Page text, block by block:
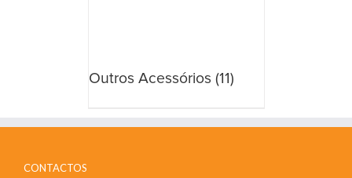
Outros Acessórios (11)
CONTACTOS